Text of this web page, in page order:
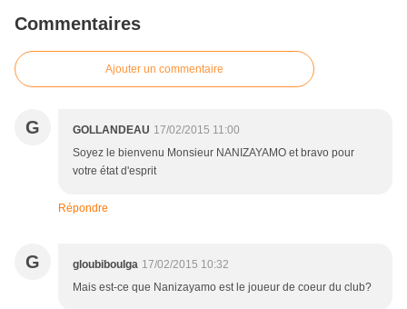
Commentaires
Ajouter un commentaire
G GOLLANDEAU 17/02/2015 11:00
Soyez le bienvenu Monsieur NANIZAYAMO et bravo pour
votre état d'esprit
Répondre
G gloubiboulga 17/02/2015 10:32
Mais est-ce que Nanizayamo est le joueur de coeur du club?